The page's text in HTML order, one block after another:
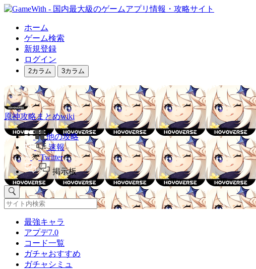
ホーム
ゲーム検索
新規登録
ログイン
2カラム 3カラム
原神攻略まとめwiki
他の攻略
速報
Twitter
掲示板
最強キャラ
アプデ7.0
コード一覧
ガチャおすすめ
ガチャシミュ